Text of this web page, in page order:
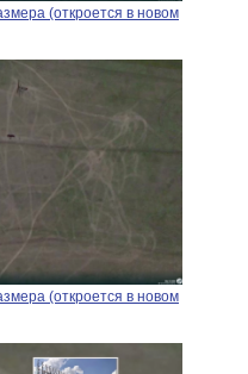
(откроется в новом
(откроется в новом